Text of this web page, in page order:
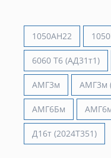
1050АН22
6060 Т6 (АД31т1)
АМГ3м АМГ3м
АМГ6Бм
Д16т (2024Т351)